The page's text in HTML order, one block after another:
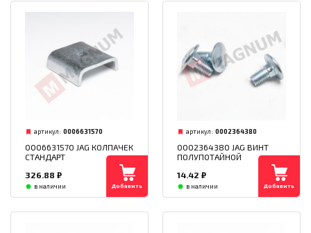
артикул: 0006631570
0006631570 JAG КОЛПАЧЕК
СТАНДАРТ
326.88 ₽
в наличии Добавить
артикул: 0002364380
0002364380 JAG ВИНТ
ПОЛУПОТАЙНОЙ
14.42 ₽
в наличии Добавить